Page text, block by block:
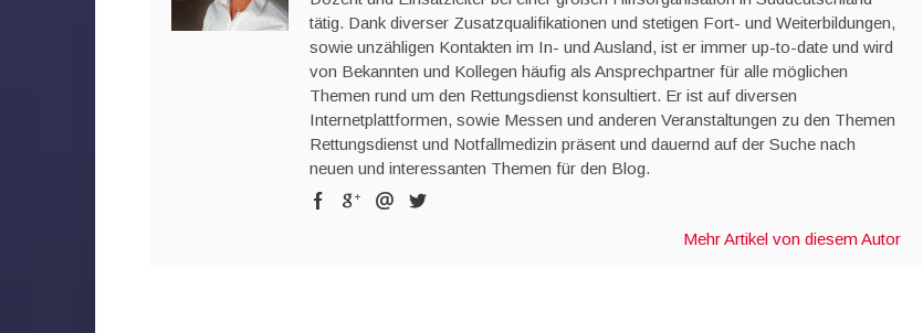
tätig. Dank diverser Zusatzqualifikationen und stetigen Fort- und Weiterbildungen,
sowie unzähligen Kontakten im In- und Ausland, ist er immer up-to-date und wird
von Bekannten und Kollegen häufig als Ansprechpartner für alle möglichen
Themen rund um den Rettungsdienst konsultiert. Er ist auf diversen
Internetplattformen, sowie Messen und anderen Veranstaltungen zu den Themen
Rettungsdienst und Notfallmedizin präsent und dauernd auf der Suche nach
neuen und interessanten Themen für den Blog.
Mehr Artikel von diesem Autor